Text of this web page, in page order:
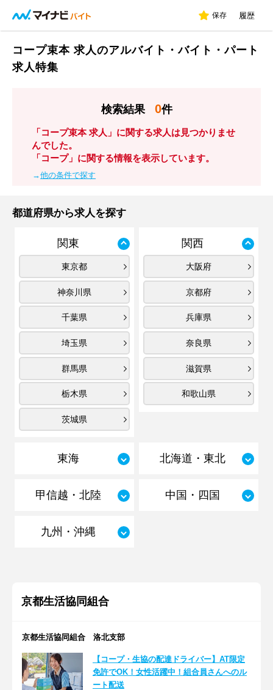
保存 履歴
コープ束本 求人のアルバイト・バイト・パート
求人特集
検索結果 0件
「コープ束本 求人」に関する求人は見つかりませ
んでした。
「コープ」に関する情報を表示しています。
→他の条件で探す
都道府県から求人を探す
関東
東京都
神奈川県
千葉県
埼玉県
群馬県
栃木県
茨城県
関西
大阪府
京都府
兵庫県
奈良県
滋賀県
和歌山県
東海 北海道・東北
甲信越・北陸 中国・四国
九州・沖縄
京都生活協同組合
京都生活協同組合 洛北支部
【コープ・生協の配達ドライバー】AT限定
免許でOK！女性活躍中！組合員さんへのル
ート配送